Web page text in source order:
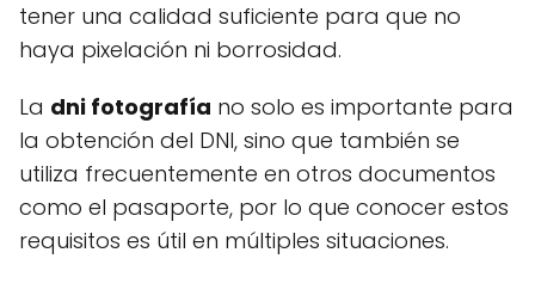
tener una calidad suficiente para que no
haya pixelación ni borrosidad.
La dni fotografía no solo es importante para
la obtención del DNI, sino que también se
utiliza frecuentemente en otros documentos
como el pasaporte, por lo que conocer estos
requisitos es útil en múltiples situaciones.